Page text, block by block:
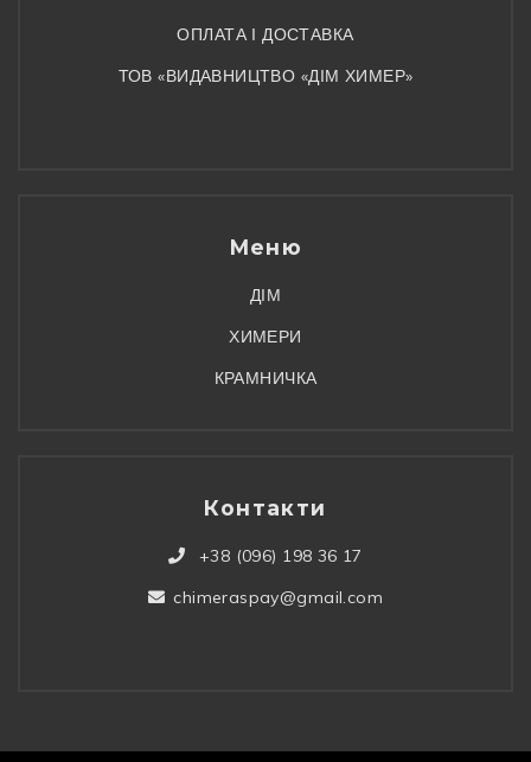
ОПЛАТА І ДОСТАВКА
ТОВ «ВИДАВНИЦТВО «ДІМ ХИМЕР»
Меню
ДІМ
ХИМЕРИ
КРАМНИЧКА
Контакти
+38 (096) 198 36 17
chimeraspay@gmail.com